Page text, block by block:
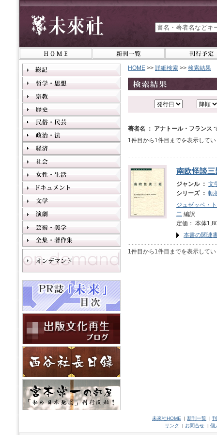
HOME >> 詳細検索 >> 検索結果
著者名 ： アナトール・フランス
1件目から1件目までを表示して
南欧怪談三
ジャンル ： 文
シリーズ ： 転
ジュゼッペ・
二 編訳
定価： 本体
本書の関連
1件目から1件目までを表示して
未來社HOME | 新刊一覧 |
リンク
| お問合せ | 個